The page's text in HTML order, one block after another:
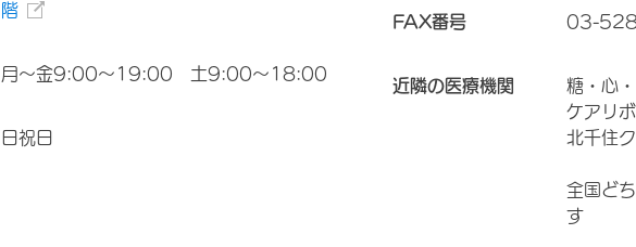
階
月～金9:00～19:00 土9:00～18:00
日祝日
FAX番号 03-
近隣の医療機関
糖・心
ケアリ
北千住
全国ど
す